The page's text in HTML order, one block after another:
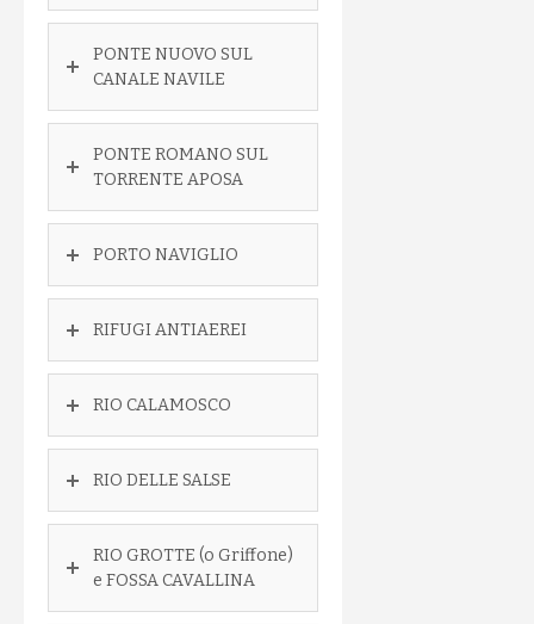
PONTE NUOVO SUL
CANALE NAVILE
PONTE ROMANO SUL
TORRENTE APOSA
PORTO NAVIGLIO
RIFUGI ANTIAEREI
RIO CALAMOSCO
RIO DELLE SALSE
RIO GROTTE (o Griffone)
e FOSSA CAVALLINA